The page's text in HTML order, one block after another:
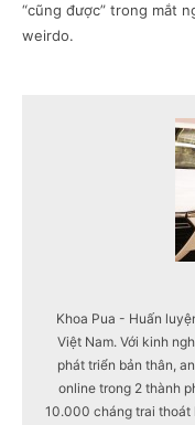
“cũng được” trong mắt
weirdo.
Khoa Pua - Huấn
Việt Nam. Với kinh
phát triển bản thân,
online trong 2 thành
10.000 cháng trai thoát